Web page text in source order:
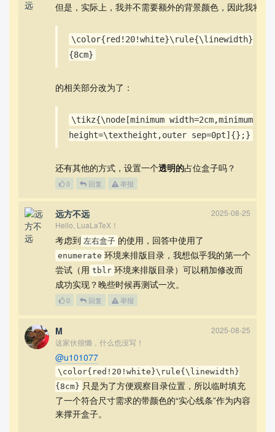
但是，实际上，我并不需要额外的背景颜色，因此我将
\color{red!20!white}\rule{\linewidth}
{8cm}
的相关部分改为了：
\tikz{\node[minimum width=2cm,minimum
height=\textheight,outer sep=0pt]{};}
还有其他的方式，设置一个透明的占位盒子吗？
0 回复 举报
远方不远
2025-08-25
Hello, LuaLaTeX！
考虑到 左右盒子 的使用，回答中使用了
enumerate 环境来排版目录，我想似乎我的第一个
尝试（用 tblr 环境来排版目录）可以稍加修改而
成功实现？晚些时候再测试一次。
0 回复 举报
M
2025-08-25
这家伙很懒，什么也没写！
@u101077
\color{red!20!white}\rule{\linewidth}
{8cm} 只是为了方便观察目录位置，所以临时填充
了一个符合尺寸需求的带颜色的“实心线条”作为内容
来撑开盒子。